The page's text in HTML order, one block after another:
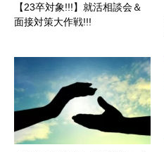
【23卒対象!!!】就活相談会＆
面接対策大作戦!!!